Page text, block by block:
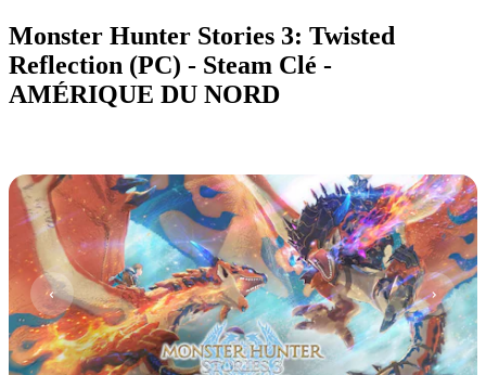
Monster Hunter Stories 3: Twisted
Reflection (PC) - Steam Clé -
AMÉRIQUE DU NORD